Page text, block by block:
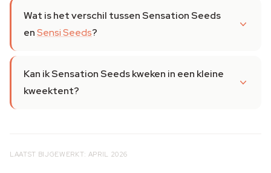
Wat is het verschil tussen Sensation Seeds
enSensi Seeds?
Kan ik Sensation Seeds kweken in een kleine
kweektent?
LAATST BIJGEWERKT: APRIL 2026